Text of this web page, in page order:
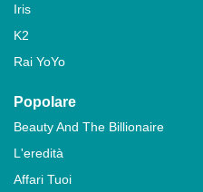
Iris
K2
Rai YoYo
Popolare
Beauty And The Billionaire
L'eredità
Affari Tuoi